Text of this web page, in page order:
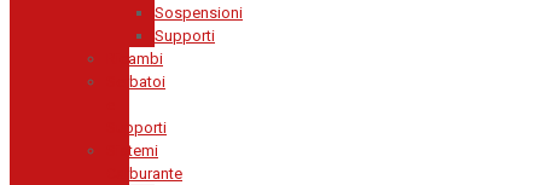
Sospensioni
Supporti
Ricambi
Serbatoi
Supporti
Sistemi
Carburante